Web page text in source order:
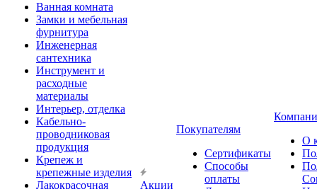
Ванная комната
Замки и мебельная
фурнитура
Инженерная
сантехника
Инструмент и
расходные
материалы
Интерьер, отделка
Кабельно-
проводниковая
продукция
Крепеж и
крепежные изделия
Лакокрасочная
Акции
Покупателям
Сертификаты
Способы
оплаты
О